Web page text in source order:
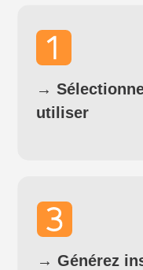
→
utiliser
→ Générez